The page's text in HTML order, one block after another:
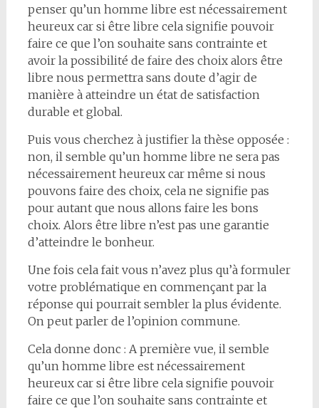
penser qu’un homme libre est nécessairement
heureux car si être libre cela signifie pouvoir
faire ce que l’on souhaite sans contrainte et
avoir la possibilité de faire des choix alors être
libre nous permettra sans doute d’agir de
manière à atteindre un état de satisfaction
durable et global.
Puis vous cherchez à justifier la thèse opposée :
non, il semble qu’un homme libre ne sera pas
nécessairement heureux car même si nous
pouvons faire des choix, cela ne signifie pas
pour autant que nous allons faire les bons
choix. Alors être libre n’est pas une garantie
d’atteindre le bonheur.
Une fois cela fait vous n’avez plus qu’à formuler
votre problématique en commençant par la
réponse qui pourrait sembler la plus évidente.
On peut parler de l’opinion commune.
Cela donne donc : A première vue, il semble
qu’un homme libre est nécessairement
heureux car si être libre cela signifie pouvoir
faire ce que l’on souhaite sans contrainte et